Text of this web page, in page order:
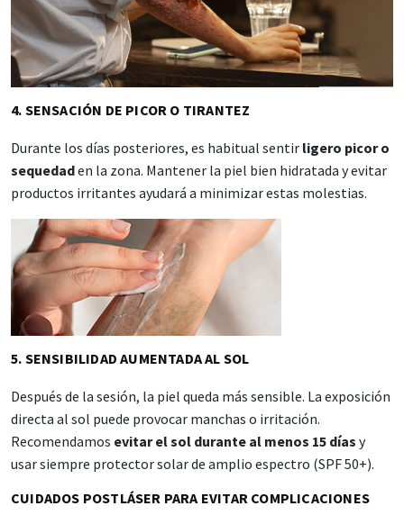
4. SENSACIÓN DE PICOR O TIRANTEZ
Durante los días posteriores, es habitual sentir ligero picor o
sequedaden la zona. Mantener la piel bien hidratada y evitar
productos irritantes ayudará a minimizar estas molestias.
5. SENSIBILIDAD AUMENTADA AL SOL
Después de la sesión, la piel queda más sensible. La exposición
directa al sol puede provocar manchas o irritación.
Recomendamos evitar el sol durante al menos 15 días y
usar siempre protector solar de amplio espectro (SPF 50+).
CUIDADOS POSTLÁSER PARA EVITAR COMPLICACIONES